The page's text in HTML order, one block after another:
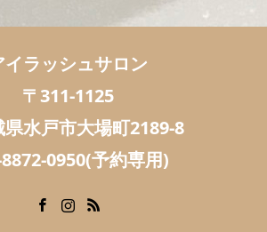
イラッシュサロン
〒311-1125
水戸市大場町2189-8
0950(予約専用)